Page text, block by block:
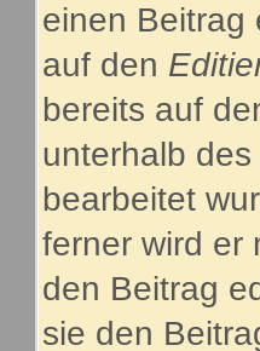
einen Beitrag
auf den
bereits auf
unterhalb
bearbeitet
ferner wird er
den Beitrag
sie den